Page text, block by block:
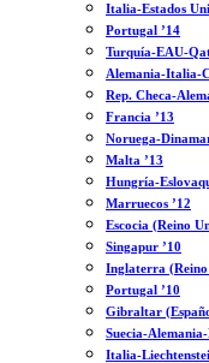
Italia-Estados
Portugal ’14
Turquía-EAU-
Alemania-Italia-
Rep. Checa-
Francia ’13
Noruega-
Malta ’13
Hungría-
Marruecos ’12
Escocia (Reino
Singapur ’10
Inglaterra (Reino
Portugal ’10
Gibraltar
Suecia-
Italia-